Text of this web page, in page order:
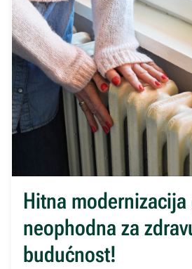
Hitna
neophodna za
budućnost!